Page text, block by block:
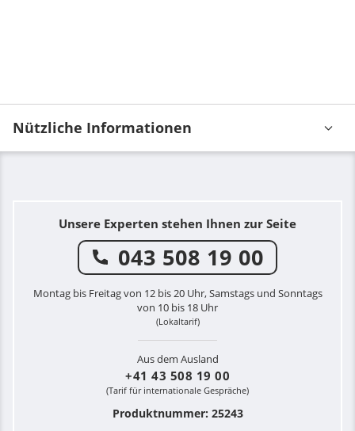
Nützliche Informationen
Unsere Experten stehen Ihnen zur Seite
043 508 19 00
Montag bis Freitag von 12 bis 20 Uhr, Samstags und Sonntags
von 10 bis 18 Uhr
(Lokaltarif)
Aus dem Ausland
+41 43 508 19 00
(Tarif für internationale Gespräche)
Produktnummer: 25243